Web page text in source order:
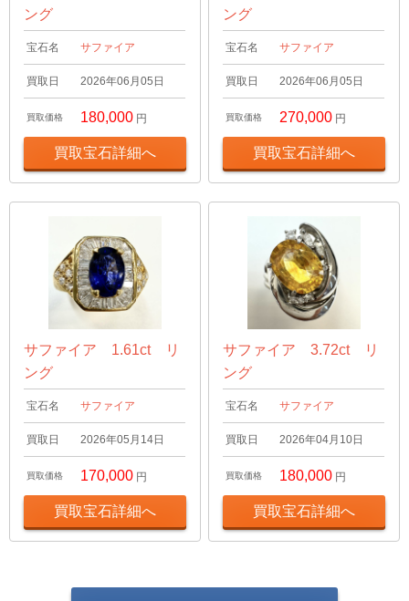
ング
宝石名 サファイア
買取日 2026年06月05日
買取価格 180,000 円
買取宝石詳細へ
ング
宝石名 サファイア
買取日 2026年06月05日
買取価格 270,000 円
買取宝石詳細へ
サファイア 1.61ct リ
ング
宝石名 サファイア
買取日 2026年05月14日
買取価格 170,000 円
買取宝石詳細へ
サファイア 3.72ct リ
ング
宝石名 サファイア
買取日 2026年04月10日
買取価格 180,000 円
買取宝石詳細へ